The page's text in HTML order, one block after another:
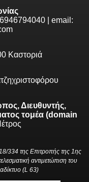
| email:
Καστοριά
Διευθυντής,
τομέα (domain
334 της Επιτροπής της 1ης
αντιμετώπιση του
(L 63)